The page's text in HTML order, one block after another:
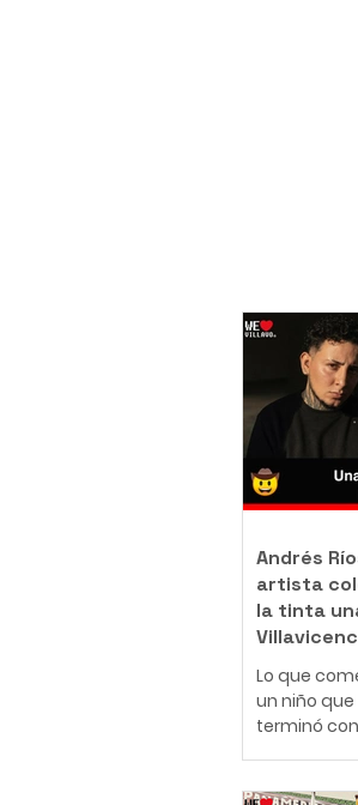
Andrés
artista
la tinta
Lo que
un niño
terminó